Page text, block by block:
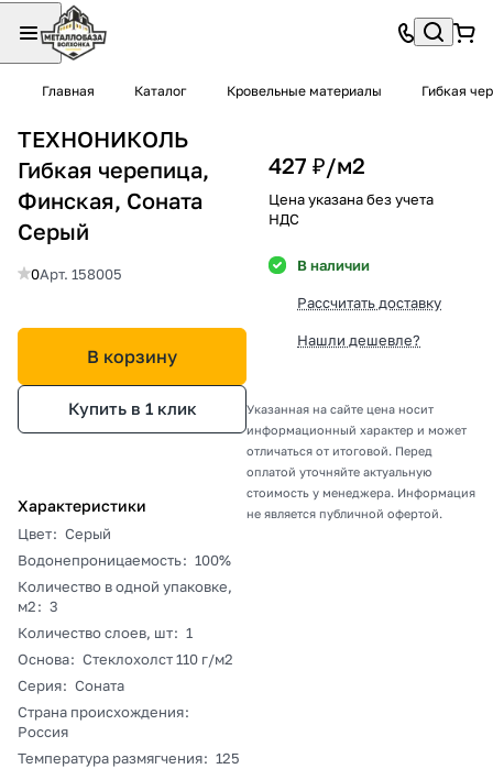
Главная Каталог Кровельные материалы Гибкая
ТЕХНОНИКОЛЬ
Гибкая черепица,
Финская, Соната
Серый
0Арт. 158005
В корзину
Купить в 1 клик
Характеристики
Цвет: Серый
Водонепроницаемость: 100%
Количество в одной упаковке,
м2: 3
Количество слоев, шт: 1
Основа: Стеклохолст 110 г/м2
Серия: Соната
Страна происхождения:
Россия
Температура размягчения: 125
427 ₽/м2
Цена указана без учета
НДС
В наличии
Рассчитать доставку
Нашли дешевле?
Указанная на сайте цена носит
информационный характер и может
отличаться от итоговой. Перед
оплатой уточняйте актуальную
стоимость у менеджера. Информация
не является публичной офертой.